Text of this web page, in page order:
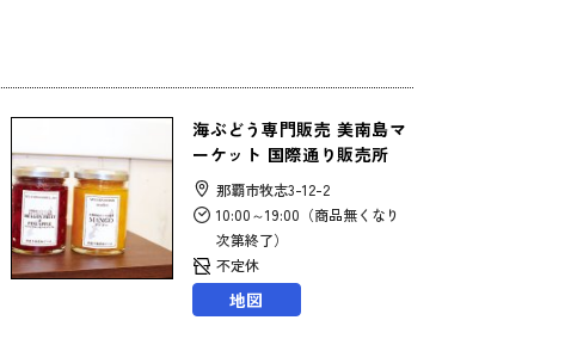
海ぶどう専門販売 美南島マ
ーケット 国際通り販売所
那覇市牧志3-12-2
10:00～19:00（商品無くなり
次第終了）
不定休
地図